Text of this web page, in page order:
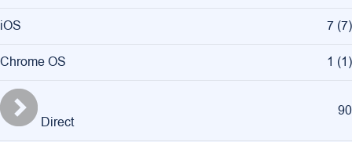
iOS 7 (7)
Chrome OS 1 (1)
Direct
90